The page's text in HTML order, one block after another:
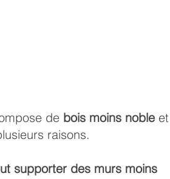
de bois moins noble et
raisons.
supporter des murs moins